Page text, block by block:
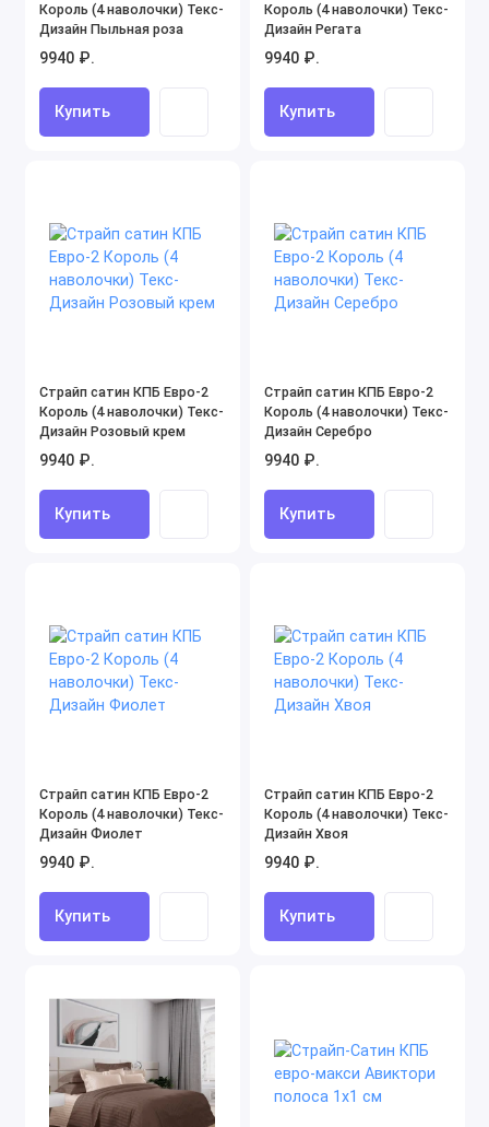
Король (4 наволочки) Текс-
Дизайн Пыльная роза
9940 ₽.
Купить
Король (4 наволочки) Текс-
Дизайн Регата
9940 ₽.
Купить
Страйп сатин КПБ Евро-2
Король (4 наволочки) Текс-
Дизайн Розовый крем
9940 ₽.
Купить
Страйп сатин КПБ Евро-2
Король (4 наволочки) Текс-
Дизайн Серебро
9940 ₽.
Купить
Страйп сатин КПБ Евро-2
Король (4 наволочки) Текс-
Дизайн Фиолет
9940 ₽.
Купить
Страйп сатин КПБ Евро-2
Король (4 наволочки) Текс-
Дизайн Хвоя
9940 ₽.
Купить